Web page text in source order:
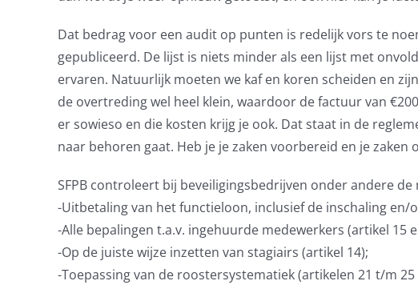
Dat bedrag voor een audit op punten is redelijk vors te
gepubliceerd. De lijst is niets minder als een lijst met
ervaren. Natuurlijk moeten we kaf en koren scheiden en
de overtreding wel heel klein, waardoor de factuur van
er sowieso en die kosten krijg je ook. Dat staat in de
naar behoren gaat. Heb je je zaken voorbereid en je
SFPB controleert bij beveiligingsbedrijven onder andere
-Uitbetaling van het functieloon, inclusief de inschaling en/
-Alle bepalingen t.a.v. ingehuurde medewerkers (artikel 15
-Op de juiste wijze inzetten van stagiairs (artikel 14);
-Toepassing van de roostersystematiek (artikelen 21 t/m 25